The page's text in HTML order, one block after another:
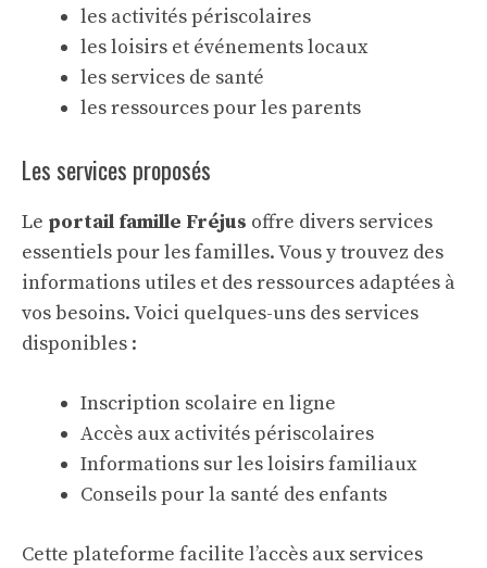
les activités périscolaires
les loisirs et événements locaux
les services de santé
les ressources pour les parents
Les services proposés
Le portail famille Fréjus offre divers services
essentiels pour les familles. Vous y trouvez des
informations utiles et des ressources adaptées à
vos besoins. Voici quelques-uns des services
disponibles :
Inscription scolaire en ligne
Accès aux activités périscolaires
Informations sur les loisirs familiaux
Conseils pour la santé des enfants
Cette plateforme facilite l’accès aux services